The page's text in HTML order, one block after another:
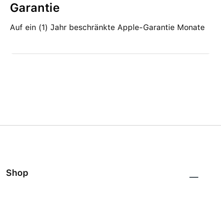
Garantie
Auf ein (1) Jahr beschränkte Apple-Garantie Monate
Shop